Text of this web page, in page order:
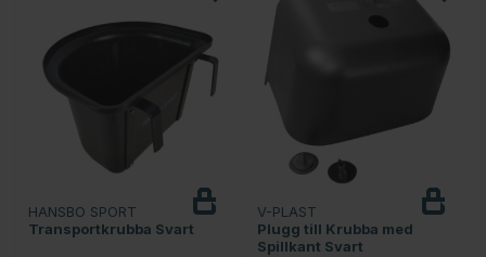
HANSBO SPORT
Transportkrubba Svart
V-PLAST
Plugg till Krubba med
Spillkant Svart